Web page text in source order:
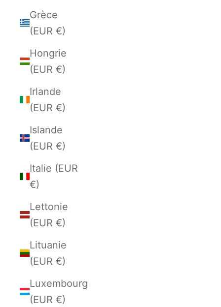
Grèce
(EUR €)
Hongrie
(EUR €)
Irlande
(EUR €)
Islande
(EUR €)
Italie (EUR
€)
Lettonie
(EUR €)
Lituanie
(EUR €)
Luxembourg
(EUR €)